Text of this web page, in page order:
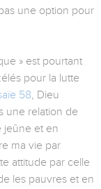
une option pour
» est pourtant
pour la lutte
58, Dieu
une relation de
jeûne et en
ma vie par
attitude par celle
les pauvres et en